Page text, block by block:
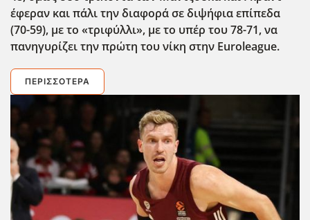
έφεραν και πάλι την διαφορά σε διψήφια επίπεδα
(70-59), με το «τριφύλλι», με το υπέρ του 78-71, να
πανηγυρίζει την πρώτη του νίκη στην Euroleague.
ΠΕΡΙΣΣΌΤΕΡΑ